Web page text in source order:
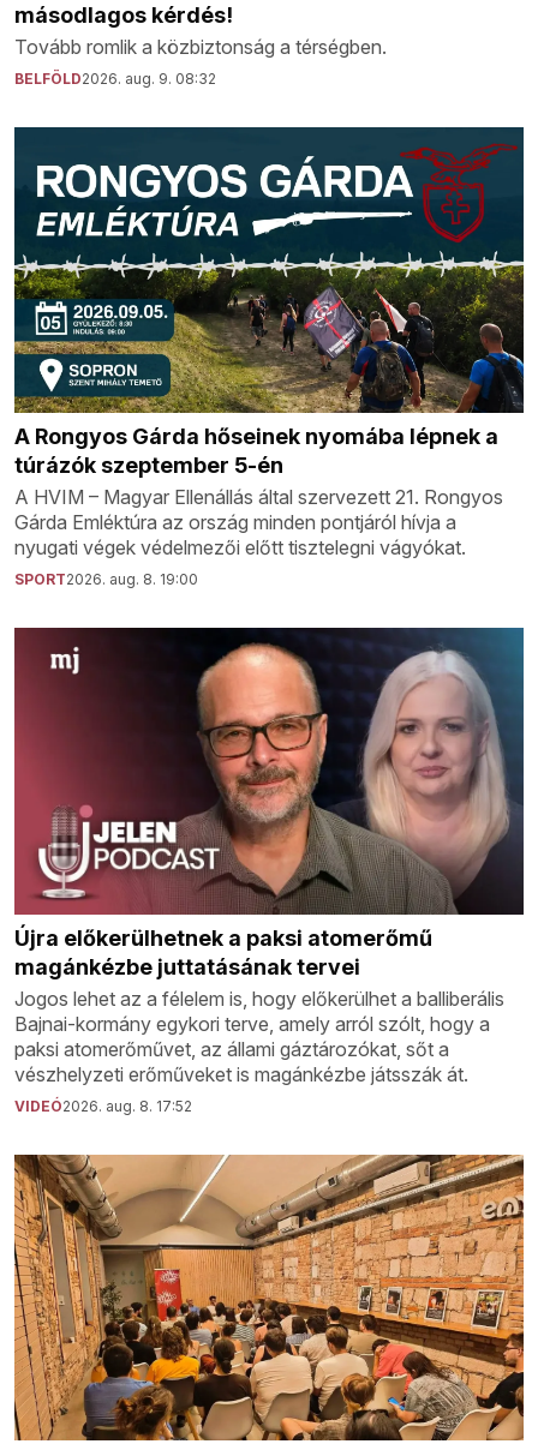
másodlagos kérdés!
Tovább romlik a közbiztonság a térségben.
BELFÖLD2026. aug. 9. 08:32
A Rongyos Gárda hőseinek nyomába lépnek a
túrázók szeptember 5-én
A HVIM – Magyar Ellenállás által szervezett 21. Rongyos
Gárda Emléktúra az ország minden pontjáról hívja a
nyugati végek védelmezői előtt tisztelegni vágyókat.
SPORT2026. aug. 8. 19:00
Újra előkerülhetnek a paksi atomerőmű
magánkézbe juttatásának tervei
Jogos lehet az a félelem is, hogy előkerülhet a balliberális
Bajnai-kormány egykori terve, amely arról szólt, hogy a
paksi atomerőművet, az állami gáztározókat, sőt a
vészhelyzeti erőműveket is magánkézbe játsszák át.
VIDEÓ2026. aug. 8. 17:52